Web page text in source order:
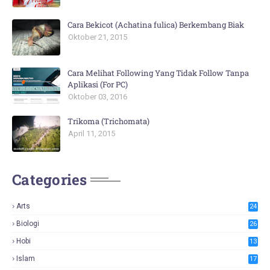
Cara Bekicot (Achatina fulica) Berkembang Biak
Oktober 21, 2015
Cara Melihat Following Yang Tidak Follow Tanpa
Aplikasi (For PC)
Oktober 03, 2016
Trikoma (Trichomata)
April 11, 2015
Categories
Arts 24
Biologi 26
Hobi 13
Islam 17